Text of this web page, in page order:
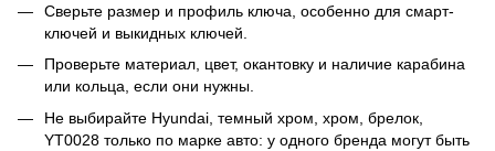
Сверьте размер и профиль ключа, особенно для смарт-
ключей и выкидных ключей.
Проверьте материал, цвет, окантовку и наличие карабина
или кольца, если они нужны.
Не выбирайте Hyundai, темный хром, хром, брелок,
YT0028 только по марке авто: у одного бренда могут быть